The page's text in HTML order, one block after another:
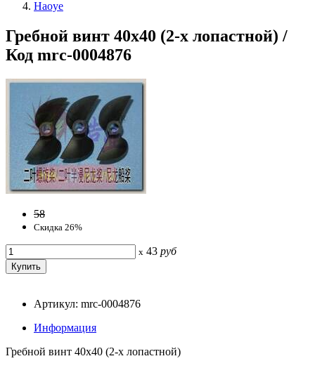
Haoye
Гребной винт 40x40 (2-х лопастной) /
Код mrc-0004876
58
Скидка 26%
x 43 руб
Артикул: mrc-0004876
Информация
Гребной винт 40x40 (2-х лопастной)